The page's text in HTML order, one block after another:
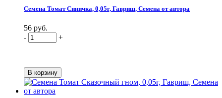
Семена Томат Синичка, 0,05г, Гавриш, Семена от автора
56 руб.
-
+